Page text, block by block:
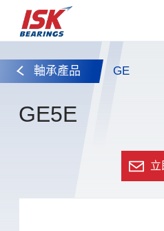
軸承產品 GE
GE5E
立